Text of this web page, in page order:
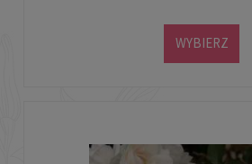
WYBIERZ